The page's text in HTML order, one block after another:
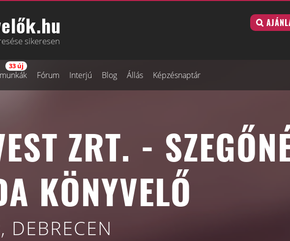
sikeresen
33 új
Fórum Interjú Blog Állás Képzésnaptár
ZRT. -
KÖNYVELŐ
DEBRECEN